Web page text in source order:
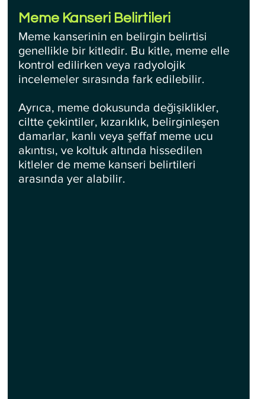
Meme Kanseri Belirtileri
Meme kanserinin en belirgin belirtisi
genellikle bir kitledir. Bu kitle, meme elle
kontrol edilirken veya radyolojik
incelemeler sırasında fark edilebilir.
Ayrıca, meme dokusunda değişiklikler,
ciltte çekintiler, kızarıklık, belirginleşen
damarlar, kanlı veya şeffaf meme ucu
akıntısı, ve koltuk altında hissedilen
kitleler de meme kanseri belirtileri
arasında yer alabilir.